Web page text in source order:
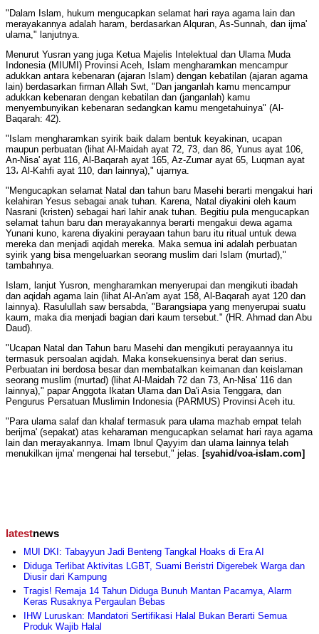
"Dalam Islam, hukum mengucapkan selamat hari raya agama lain dan
merayakannya adalah haram, berdasarkan Alquran, As-Sunnah, dan ijma'
ulama," lanjutnya.
Menurut Yusran yang juga Ketua Majelis Intelektual dan Ulama Muda
Indonesia (MIUMI) Provinsi Aceh, Islam mengharamkan mencampur
adukkan antara kebenaran (ajaran Islam) dengan kebatilan (ajaran agama
lain) berdasarkan firman Allah Swt, "Dan janganlah kamu mencampur
adukkan kebenaran dengan kebatilan dan (janganlah) kamu
menyembunyikan kebenaran sedangkan kamu mengetahuinya" (Al-
Baqarah: 42).
"Islam mengharamkan syirik baik dalam bentuk keyakinan, ucapan
maupun perbuatan (lihat Al-Maidah ayat 72, 73, dan 86, Yunus ayat 106,
An-Nisa' ayat 116, Al-Baqarah ayat 165, Az-Zumar ayat 65, Luqman ayat
13، Al-Kahfi ayat 110, dan lainnya)," ujarnya.
"Mengucapkan selamat Natal dan tahun baru Masehi berarti mengakui hari
kelahiran Yesus sebagai anak tuhan. Karena, Natal diyakini oleh kaum
Nasrani (kristen) sebagai hari lahir anak tuhan. Begitiu pula mengucapkan
selamat tahun baru dan merayakannya berarti mengakui dewa agama
Yunani kuno, karena diyakini perayaan tahun baru itu ritual untuk dewa
mereka dan menjadi aqidah mereka. Maka semua ini adalah perbuatan
syirik yang bisa mengeluarkan seorang muslim dari Islam (murtad),"
tambahnya.
Islam, lanjut Yusron, mengharamkan menyerupai dan mengikuti ibadah
dan aqidah agama lain (lihat Al-An'am ayat 158, Al-Baqarah ayat 120 dan
lainnya). Rasulullah saw bersabda, "Barangsiapa yang menyerupai suatu
kaum, maka dia menjadi bagian dari kaum tersebut." (HR. Ahmad dan Abu
Daud).
"Ucapan Natal dan Tahun baru Masehi dan mengikuti perayaannya itu
termasuk persoalan aqidah. Maka konsekuensinya berat dan serius.
Perbuatan ini berdosa besar dan membatalkan keimanan dan keislaman
seorang muslim (murtad) (lihat Al-Maidah 72 dan 73, An-Nisa' 116 dan
lainnya)," papar Anggota Ikatan Ulama dan Da'i Asia Tenggara, dan
Pengurus Persatuan Muslimin Indonesia (PARMUS) Provinsi Aceh itu.
"Para ulama salaf dan khalaf termasuk para ulama mazhab empat telah
berijma' (sepakat) atas keharaman mengucapkan selamat hari raya agama
lain dan merayakannya. Imam Ibnul Qayyim dan ulama lainnya telah
menukilkan ijma' mengenai hal tersebut," jelas. [syahid/voa-islam.com]
latestnews
MUI DKI: Tabayyun Jadi Benteng Tangkal Hoaks di Era AI
Diduga Terlibat Aktivitas LGBT, Suami Beristri Digerebek Warga dan
Diusir dari Kampung
Tragis! Remaja 14 Tahun Diduga Bunuh Mantan Pacarnya, Alarm
Keras Rusaknya Pergaulan Bebas
IHW Luruskan: Mandatori Sertifikasi Halal Bukan Berarti Semua
Produk Wajib Halal